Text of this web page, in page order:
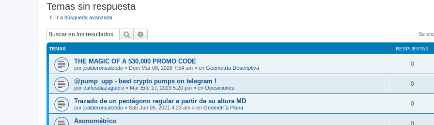
Temas sin respuesta
Ir a búsqueda avanzada
Buscar Se
TEMAS RESPUESTAS
THE MAGIC OF A $30,000 PROMO CODE
por jcalderonsalcedo » Dom Mar 08, 2026 7:54 am » en Geometría Descriptiva
0
@pump_upp - best crypto pumps on telegram !
por carlosdiazaguero » Mar Ene 17, 2023 5:20 pm » en Oposiciones
0
Trazado de un pentágono regular a partir de su altura MD
por jcalderonsalcedo » Sab Jun 05, 2021 4:23 am » en Geometría Plana
0
Axonométrico 0